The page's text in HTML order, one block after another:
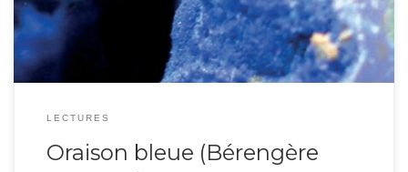
LECTURES
Oraison bleue (Bérengère